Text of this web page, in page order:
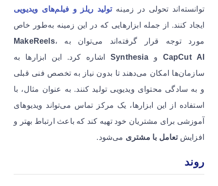
توانسته‌اند تحولی در زمینهتولید ریلز و فیلم‌های ویدیویی
ایجاد کنند. از جمله ابزارهایی که در این زمینه به‌طور خاص
مورد توجه قرار گرفته‌اند می‌توان به
MakeReels،
CapCut AI وSynthesiaاشاره کرد. این ابزارها به
سازمان‌ها امکان می‌دهند تا بدون نیاز به تخصص فنی قبلی
و به سادگی محتوای ویدیویی تولید کنند. به عنوان مثال، با
استفاده از این ابزارها، یک مرکز تماس می‌تواند ویدیوهای
آموزشی برای مشتریان خود تهیه کند که باعث ارتباط بهتر و
افزایشتعامل با مشتری می‌شود.
روند